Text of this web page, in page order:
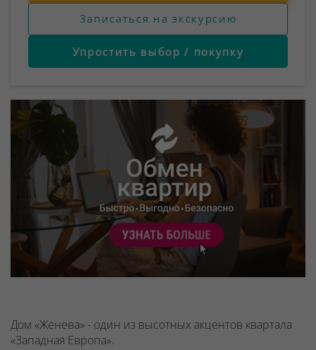
Записаться на экскурсию
Упростить выбор / покупку
Дом «Женева» - один из высотных акцентов квартала
«Западная Европа».